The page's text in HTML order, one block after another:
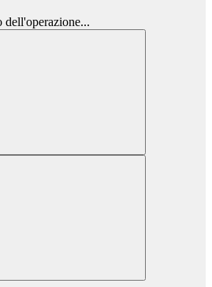
dell'operazione...